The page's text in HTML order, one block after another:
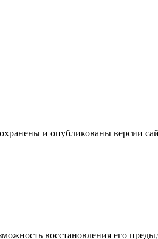
и опубликованы версии
восстановления его